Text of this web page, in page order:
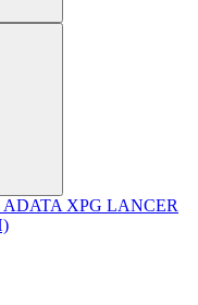
ADATA XPG LANCER